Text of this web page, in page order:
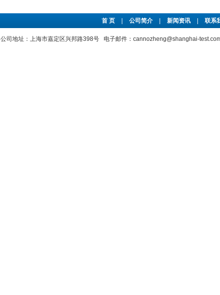
首 页 公司简介 新闻资讯 联系
公司地址：上海市嘉定区兴邦路398号 电子邮件：cannozheng@shanghai-